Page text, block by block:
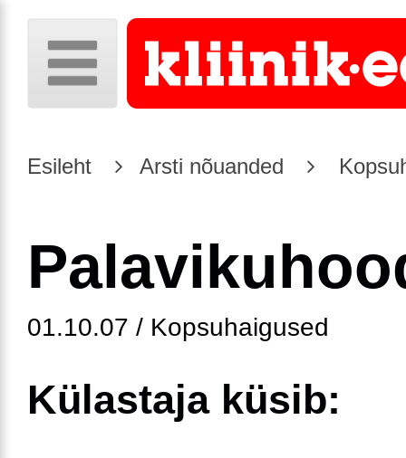
Esileht Arsti nõuanded
01.10.07 / Kopsuhaigused
Külastaja küsib: